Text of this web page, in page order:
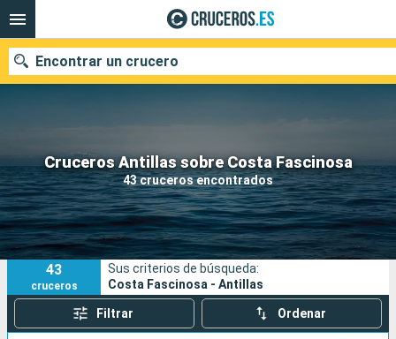
Cruceros Antillas sobre Costa Fascinosa
43 cruceros encontrados
Encontrar un crucero
Nuestros destinos
Fecha de salida
Puertos Compañías
Buscar
43
cruceros
Sus criterios de búsqueda:
Costa Fascinosa - Antillas
Filtrar Ordenar